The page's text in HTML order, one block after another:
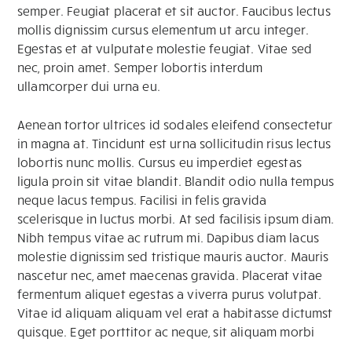
semper. Feugiat placerat et sit auctor. Faucibus lectus
mollis dignissim cursus elementum ut arcu integer.
Egestas et at vulputate molestie feugiat. Vitae sed
nec, proin amet. Semper lobortis interdum
ullamcorper dui urna eu.
Aenean tortor ultrices id sodales eleifend consectetur
in magna at. Tincidunt est urna sollicitudin risus lectus
lobortis nunc mollis. Cursus eu imperdiet egestas
ligula proin sit vitae blandit. Blandit odio nulla tempus
neque lacus tempus. Facilisi in felis gravida
scelerisque in luctus morbi. At sed facilisis ipsum diam.
Nibh tempus vitae ac rutrum mi. Dapibus diam lacus
molestie dignissim sed tristique mauris auctor. Mauris
nascetur nec, amet maecenas gravida. Placerat vitae
fermentum aliquet egestas a viverra purus volutpat.
Vitae id aliquam aliquam vel erat a habitasse dictumst
quisque. Eget porttitor ac neque, sit aliquam morbi